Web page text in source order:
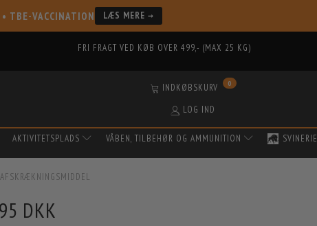
TBE-VACCINATION LÆS MERE →
FRI FRAGT VED KØB OVER 499,- (MAX 25 KG)
INDKØBSKURV 0
LOG IND
AKTIVITETSPLADS VÅBEN, TILBEHØR OG AMMUNITION
DKK